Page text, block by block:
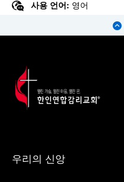
사용 언어: 영어
우리의 신앙